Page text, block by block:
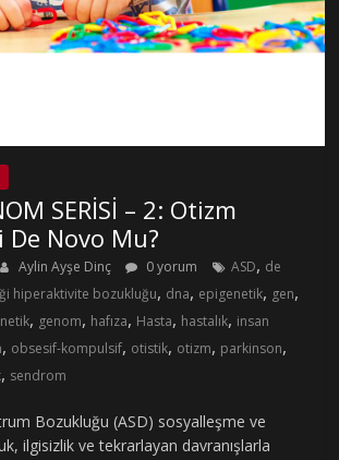
SERİSİ – 2: Otizm
Novo Mu?
Aylin Ayşe Dinç 0 yorum ASD, de
hiperaktivite bozukluğu, dna, epigenetik, gen,
, genom, hafıza, Hasta, hastalık, insan
, obsesif-kompulsif, otistik, otizm, parkinson,
, sendrom
Bozukluğu (ASD) sosyalleşme ve
ilgisizlik ve tekrarlayan davranışlarla